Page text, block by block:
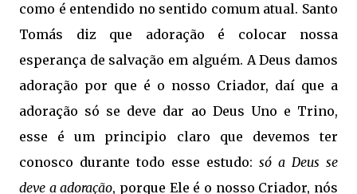
como é entendido no sentido comum atual. Santo
Tomás diz que adoração é colocar nossa
esperança de salvação em alguém. A Deus damos
adoração por que é o nosso Criador, daí que a
adoração só se deve dar ao Deus Uno e Trino,
esse é um principio claro que devemos ter
conosco durante todo esse estudo: só a Deus se
deve a adoração, porque Ele é o nosso Criador, nós